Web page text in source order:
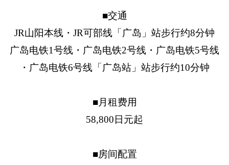
■交通
JR山阳本线・JR可部线「广岛」站步行约8分钟
广岛电铁1号线・广岛电铁2号线・广岛电铁5号线
・广岛电铁6号线「广岛站」站步行约10分钟
■月租费用
58,800日元起
■房间配置